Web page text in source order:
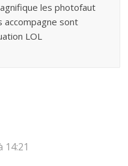
les photofaut
accompagne sont
LOL
14:21